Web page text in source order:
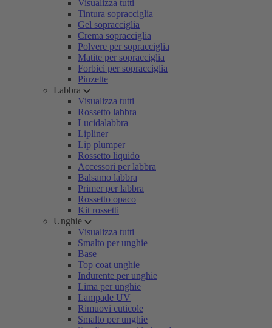
Visualizza tutti
Tintura sopracciglia
Gel sopracciglia
Crema sopracciglia
Polvere per sopracciglia
Matite per sopracciglia
Forbici per sopracciglia
Pinzette
Labbra
Visualizza tutti
Rossetto labbra
Lucidalabbra
Lipliner
Lip plumper
Rossetto liquido
Accessori per labbra
Balsamo labbra
Primer per labbra
Rossetto opaco
Kit rossetti
Unghie
Visualizza tutti
Smalto per unghie
Base
Top coat unghie
Indurente per unghie
Lima per unghie
Lampade UV
Rimuovi cuticole
Smalto per unghie